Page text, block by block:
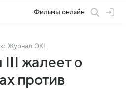
Фильмы онлайн
Журнал OK!
III жалеет о
против